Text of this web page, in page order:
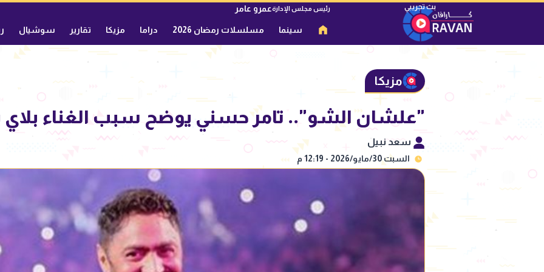
رئيس مجلس الإدارةعمرو عامر
سينما مسلسلات رمضان 2026 دراما مزيكا تقارير سوشيال
مزيكا
"علشان الشو".. تامر حسني يوضح سبب الغناء بلاي
سعد نبيل
السبت 30/مايو/2026 - 12:19 م